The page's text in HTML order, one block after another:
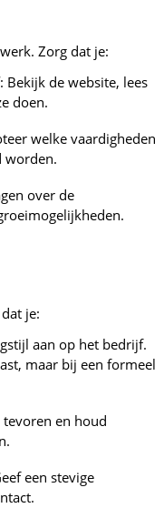
Zorg dat je:
: Bekijk de website, lees
doen.
welke vaardigheden
worden.
over de
je:
aan op het bedrijf.
maar bij een formeel
en houd
een stevige